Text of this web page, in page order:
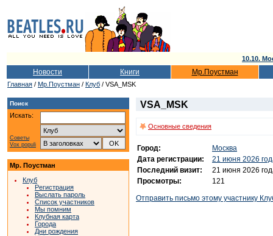
10.10.
Новости Книги Мр.Поустман
Главная / Мр.Поустман / Клуб / VSA_MSK
Поиск
Искать:
Советы
Vox populi
Мр. Поустман
Клуб
Регистрация
Выслать пароль
Список участников
Мы помним
Клубная карта
Города
Дни рождения
VSA_MSK
Основные сведения
Город:
Москва
Дата регистрации:
21 июня 2026
Последний визит:
21 июня 2026
Просмотры:
121
Отправить письмо этому участнику